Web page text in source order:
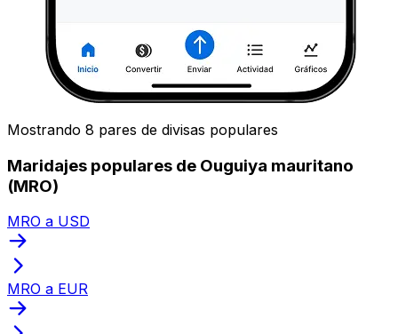
Mostrando 8 pares de divisas populares
Maridajes populares de Ouguiya mauritano
(MRO)
MRO a USD
MRO a EUR